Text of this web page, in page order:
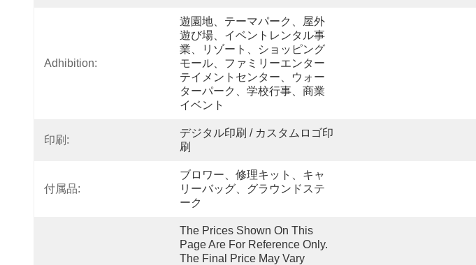
Adhibition:
遊園地、テーマパーク、屋外
遊び場、イベントレンタル事
業、リゾート、ショッピング
モール、ファミリーエンター
テイメントセンター、ウォー
ターパーク、学校行事、商業
イベント
印刷:
デジタル印刷 / カスタムロゴ印
刷
付属品:
ブロワー、修理キット、キャ
リーバッグ、グラウンドステ
ーク
The Prices Shown On This
Page Are For Reference Only.
The Final Price May Vary